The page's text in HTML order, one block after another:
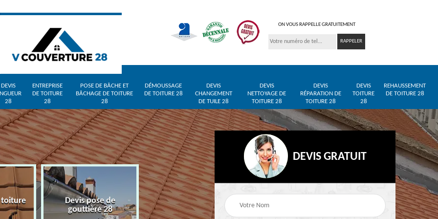
ON VOUS RAPPELLE GRATUITEMENT
DEVIS
28
ENTREPRISE
DE TOITURE
28
POSE DE BÂCHE ET
BÂCHAGE DE TOITURE
28
DÉMOUSSAGE
DE TOITURE 28
DEVIS
CHANGEMENT
DE TUILE 28
DEVIS
NETTOYAGE DE
TOITURE 28
DEVIS
RÉPARATION DE
TOITURE 28
DEVIS
TOITURE
28
REHAUSSEMENT
DE TOITURE 28
toiture
Devis pose de
gouttière 28
Devis zingueur 28
Entreprise de toiture
Pose de bâche et
bâchage de toiture 28
DEVIS GRATUIT